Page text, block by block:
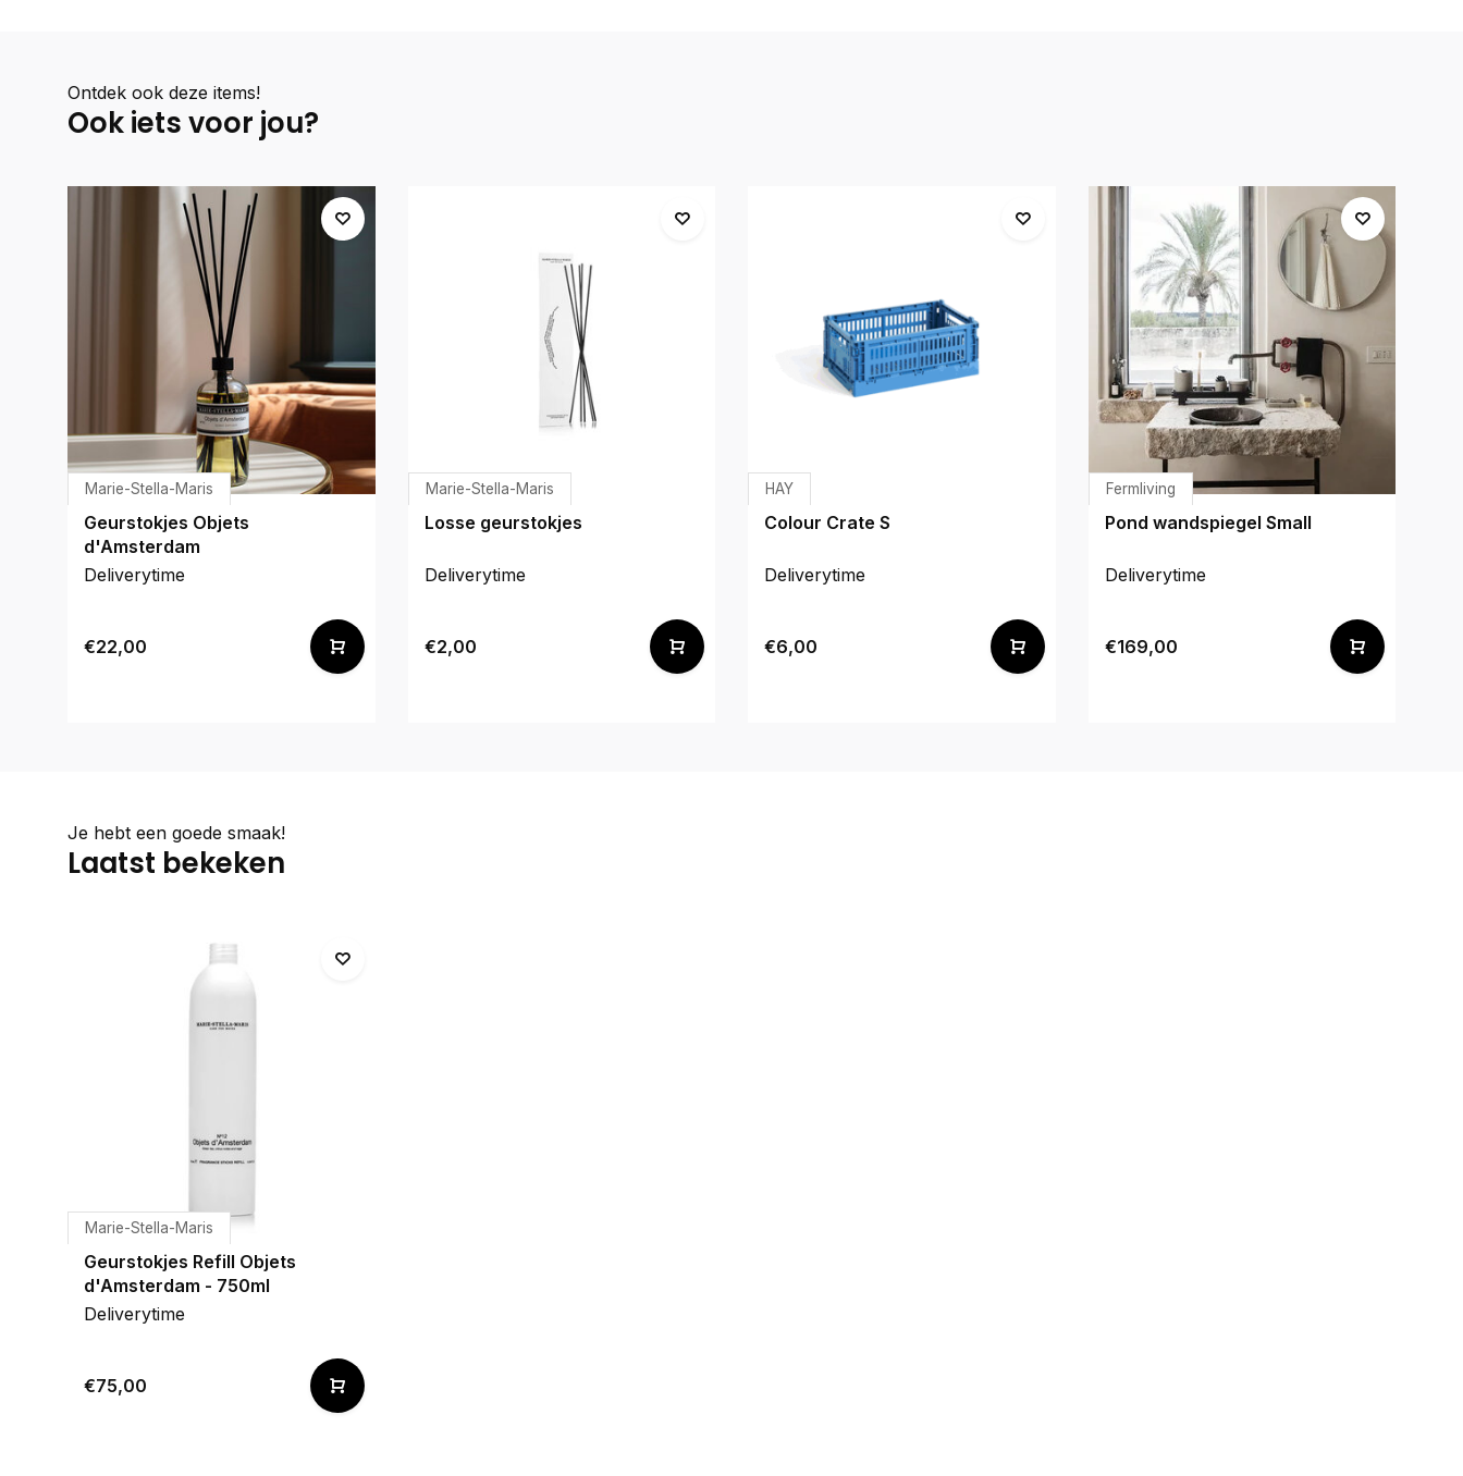
Ontdek ook deze items!
Ook iets voor jou?
Marie-Stella-Maris
Geurstokjes Objets
d'Amsterdam
Deliverytime
€22,00
Marie-Stella-Maris
Losse geurstokjes
Deliverytime
€2,00
HAY
Colour Crate S
Deliverytime
€6,00
Fermliving
Pond wandspiegel Small
Deliverytime
€169,00
Je hebt een goede smaak!
Laatst bekeken
Marie-Stella-Maris
Geurstokjes Refill Objets
d'Amsterdam - 750ml
Deliverytime
€75,00